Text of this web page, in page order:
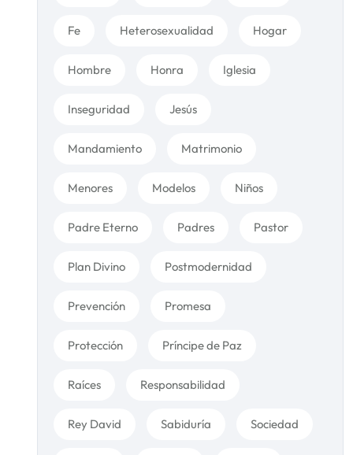
Fe Heterosexualidad Hogar
Hombre Honra Iglesia
Inseguridad Jesús
Mandamiento Matrimonio
Menores Modelos Niños
Padre Eterno Padres Pastor
Plan Divino Postmodernidad
Prevención Promesa
Protección Príncipe de Paz
Raíces Responsabilidad
Rey David Sabiduría Sociedad